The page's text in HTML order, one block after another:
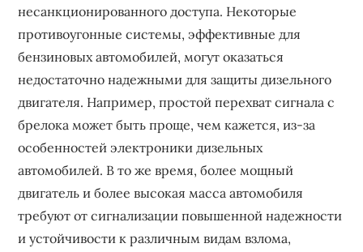
несанкционированного доступа. Некоторые
противоугонные системы, эффективные для
бензиновых автомобилей, могут оказаться
недостаточно надежными для защиты дизельного
двигателя. Например, простой перехват сигнала с
брелока может быть проще, чем кажется, из-за
особенностей электроники дизельных
автомобилей. В то же время, более мощный
двигатель и более высокая масса автомобиля
требуют от сигнализации повышенной надежности
и устойчивости к различным видам взлома,